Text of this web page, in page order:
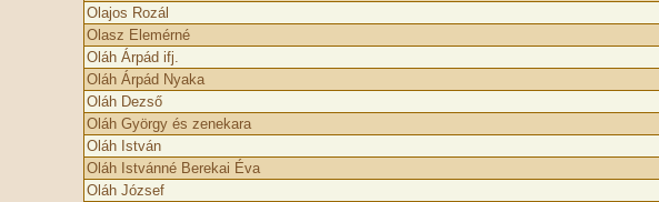
Olajos Rozál
Olasz Elemérné
Oláh Árpád ifj.
Oláh Árpád Nyaka
Oláh Dezső
Oláh György és zenekara
Oláh István
Oláh Istvánné Berekai Éva
Oláh József